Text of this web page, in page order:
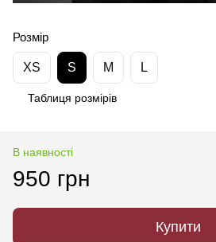
Розмір
XS S M L
Таблиця розмірів
В наявності
950 грн
Купити